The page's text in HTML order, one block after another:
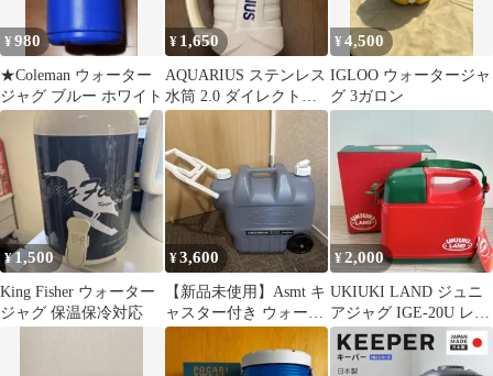
¥980
★Coleman ウォーター
ジャグ ブルー ホワイト
¥ 1,650
AQUARIUS ステンレス
水筒 2.0 ダイレクトボ
トルストロー付き ジ
¥4,500
IGLOO ウォータージャ
グ 3ガロン
¥1,500
King Fisher ウォーター
ジャグ 保温保冷対応
¥3,600
【新品未使用】Asmt キ
ャスター付き ウォータ
ータンク アウトドア
¥2,000
UKIUKI LAND ジュニ
アジャグ IGE-20U レト
ロ